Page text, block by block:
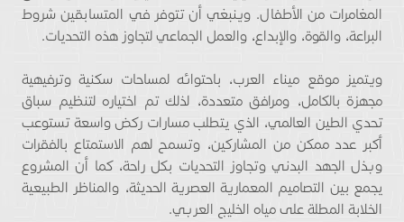
المغامرات من الأطفال. وينبغي أن تتوفر في المتسابقين شروط
البراعة، والقوة، والإبداع، والعمل الجماعي لتجاوز هذه التحديات.
ويتميز موقع ميناء العرب، باحتوائه لمساحات سكنية وترفيهية
مجهزة بالكامل، ومرافق متعددة، لذلك تم اختياره لتنظيم سباق
تحدي الطين العالمي، الذي يتطلب مسارات ركض واسعة تستوعب
أكبر عدد ممكن من المشاركين، وتسمح لهم الاستمتاع بالفقرات
وبذل الجهد البدني وتجاوز التحديات بكل راحة، كما أن المشروع
يجمع بين التصاميم المعمارية العصرية الحديثة، والمناظر الطبيعية
الخلابة المطلة على مياه الخليج العربي.